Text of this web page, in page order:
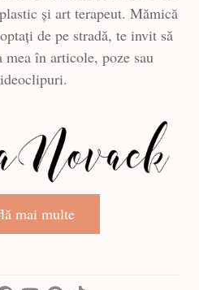
și art terapeut. Mămică
de pe stradă, te invit să
mea în articole, poze sau
mai multe